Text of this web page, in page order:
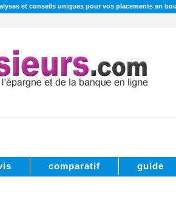
et conseils uniques pour vos placements en
comparatif guide